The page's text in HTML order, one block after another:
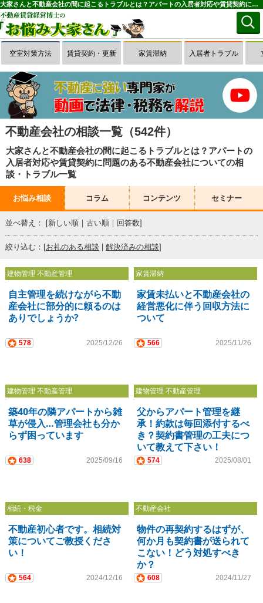
大家さんと不動産会社の間に起こるトラブルとは？アパートの入居者対応や賃貸契約に問題のある不動産会社についての相談・トラブル一覧(1～50件目)｜お悩み大家さん
空室対策方法 賃貸契約・更新 家賃滞納 入居者トラブル
不動産会社の相談一覧（542件）
大家さんと不動産会社の間に起こるトラブルとは？アパートの
入居者対応や賃貸契約に問題のある不動産会社についての相
談・トラブル一覧
お悩み相談 コラム コンテンツ セミナー
並べ替え： [新しい順｜ 古い順｜ 回答数]
絞り込む：[お礼のある相談 | 解決済みの相談]
建物管理 不動産管理
自主管理を続けながら不動
産会社に部分的に頼るのは
ありでしょうか?
578 2025/12/26
家賃滞納
家賃未払いと不動産会社の
経営悪化に伴う回収方法に
ついて
566 2025/11/26
建物管理 不動産管理
築40年の隣アパートから雑
草が侵入…管理会社も分か
らず困っています
638 2025/09/16
建物管理 不動産管理
父からアパート管理を継
承！約款は毎回添付するべ
き？契約書管理の工夫につ
いて教えて下さい！
574 2025/08/01
相続・税金
不動産初心者です。相続対
策についてご教授くださ
い！
564 2024/12/16
不動産会社
物件の再契約するはずが、
何か月も契約書が送られて
こない！どう対処すべき
か？
608 2024/11/27